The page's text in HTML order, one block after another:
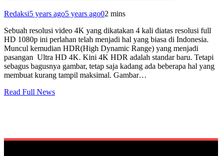
Redaksi5 years ago5 years ago02 mins
Sebuah resolusi video 4K yang dikatakan 4 kali diatas resolusi full
HD 1080p ini perlahan telah menjadi hal yang biasa di Indonesia.
Muncul kemudian HDR(High Dynamic Range) yang menjadi
pasangan Ultra HD 4K. Kini 4K HDR adalah standar baru. Tetapi
sebagus bagusnya gambar, tetap saja kadang ada beberapa hal yang
membuat kurang tampil maksimal. Gambar…
Read Full News